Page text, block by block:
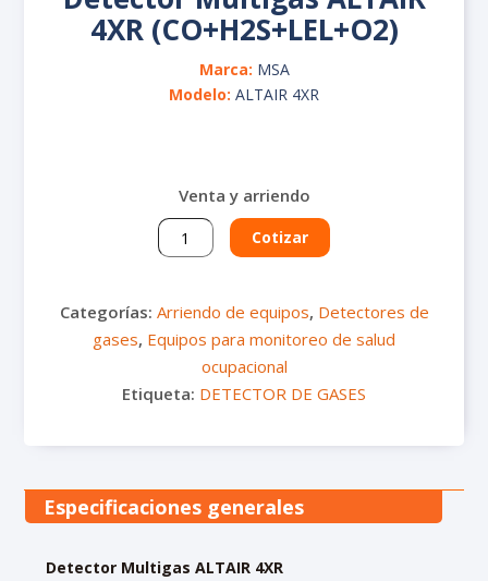
Medidores de estrés térmico
Calibradores de ruido
Pluviómetro
Medidores de calidad del agua
4XR (CO+H2S+LEL+O2)
Marca: MSA
Modelo: ALTAIR 4XR
Categorías: Arriendo de equipos, Detectores de
gases, Equipos para monitoreo de salud
ocupacional
Etiqueta: DETECTOR DE GASES
Venta y arriendo
Detector
Multigas
4XR
(CO+H2S+LEL+O2)
cantidad
Cotizar
Especificaciones generales
Detector Multigas ALTAIR 4XR